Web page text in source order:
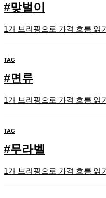
#맞벌이
1개 브리핑으로 가격 흐름 읽기
TAG
#면류
1개 브리핑으로 가격 흐름 읽기
TAG
#무라벨
1개 브리핑으로 가격 흐름 읽기